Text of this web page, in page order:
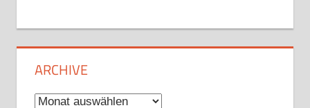
ARCHIVE
Archive